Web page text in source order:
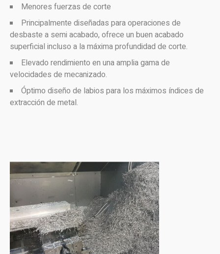
Menores fuerzas de corte
Principalmente diseñadas para operaciones de
desbaste a semi acabado, ofrece un buen acabado
superficial incluso a la máxima profundidad de corte.
Elevado rendimiento en una amplia gama de
velocidades de mecanizado.
Óptimo diseño de labios para los máximos índices de
extracción de metal.